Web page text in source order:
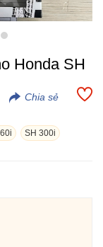
Honda SH
SH 300i
nhiều màu cho